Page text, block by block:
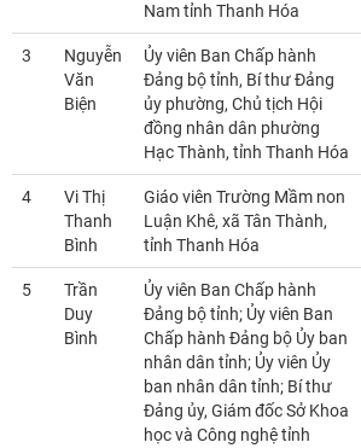
Nam tỉnh Thanh Hóa
3
Nguyễn
Văn
Biện
Ủy viên Ban Chấp hành
Đảng bộ tỉnh, Bí thư Đảng
ủy phường, Chủ tịch Hội
đồng nhân dân phường
Hạc Thành, tỉnh Thanh Hóa
4
Vi Thị
Thanh
Bình
Giáo viên Trường Mầm non
Luận Khê, xã Tân Thành,
tỉnh Thanh Hóa
5
Trần
Duy
Bình
Ủy viên Ban Chấp hành
Đảng bộ tỉnh; Ủy viên Ban
Chấp hành Đảng bộ Ủy ban
nhân dân tỉnh; Ủy viên Ủy
ban nhân dân tỉnh; Bí thư
Đảng ủy, Giám đốc Sở Khoa
học và Công nghệ tỉnh